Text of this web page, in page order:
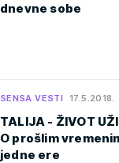
dnevne sobe
SENSA VESTI 17.5.2018.
TALIJA - ŽIVOT
O prošlim
jedne ere